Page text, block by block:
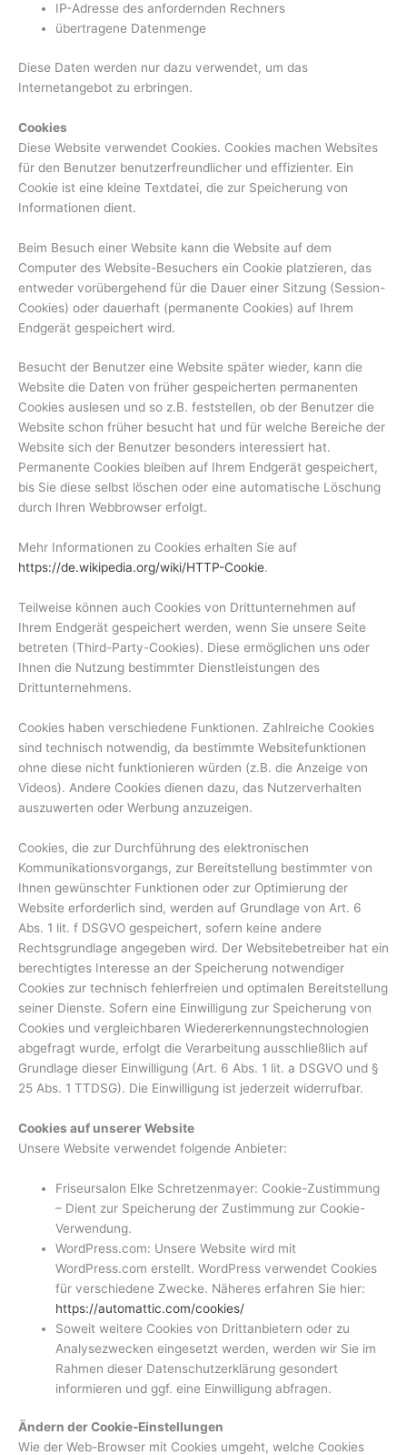
IP-Adresse des anfordernden Rechners
übertragene Datenmenge
Diese Daten werden nur dazu verwendet, um das
Internetangebot zu erbringen.
Cookies
Diese Website verwendet Cookies. Cookies machen Websites
für den Benutzer benutzerfreundlicher und effizienter. Ein
Cookie ist eine kleine Textdatei, die zur Speicherung von
Informationen dient.
Beim Besuch einer Website kann die Website auf dem
Computer des Website-Besuchers ein Cookie platzieren, das
entweder vorübergehend für die Dauer einer Sitzung (Session-
Cookies) oder dauerhaft (permanente Cookies) auf Ihrem
Endgerät gespeichert wird.
Besucht der Benutzer eine Website später wieder, kann die
Website die Daten von früher gespeicherten permanenten
Cookies auslesen und so z.B. feststellen, ob der Benutzer die
Website schon früher besucht hat und für welche Bereiche der
Website sich der Benutzer besonders interessiert hat.
Permanente Cookies bleiben auf Ihrem Endgerät gespeichert,
bis Sie diese selbst löschen oder eine automatische Löschung
durch Ihren Webbrowser erfolgt.
Mehr Informationen zu Cookies erhalten Sie auf
https://de.wikipedia.org/wiki/HTTP-Cookie.
Teilweise können auch Cookies von Drittunternehmen auf
Ihrem Endgerät gespeichert werden, wenn Sie unsere Seite
betreten (Third-Party-Cookies). Diese ermöglichen uns oder
Ihnen die Nutzung bestimmter Dienstleistungen des
Drittunternehmens.
Cookies haben verschiedene Funktionen. Zahlreiche Cookies
sind technisch notwendig, da bestimmte Websitefunktionen
ohne diese nicht funktionieren würden (z.B. die Anzeige von
Videos). Andere Cookies dienen dazu, das Nutzerverhalten
auszuwerten oder Werbung anzuzeigen.
Cookies, die zur Durchführung des elektronischen
Kommunikationsvorgangs, zur Bereitstellung bestimmter von
Ihnen gewünschter Funktionen oder zur Optimierung der
Website erforderlich sind, werden auf Grundlage von Art. 6
Abs. 1 lit. f DSGVO gespeichert, sofern keine andere
Rechtsgrundlage angegeben wird. Der Websitebetreiber hat ein
berechtigtes Interesse an der Speicherung notwendiger
Cookies zur technisch fehlerfreien und optimalen Bereitstellung
seiner Dienste. Sofern eine Einwilligung zur Speicherung von
Cookies und vergleichbaren Wiedererkennungstechnologien
abgefragt wurde, erfolgt die Verarbeitung ausschließlich auf
Grundlage dieser Einwilligung (Art. 6 Abs. 1 lit. a DSGVO und §
25 Abs. 1 TTDSG). Die Einwilligung ist jederzeit widerrufbar.
Cookies auf unserer Website
Unsere Website verwendet folgende Anbieter:
Friseursalon Elke Schretzenmayer: Cookie-Zustimmung
– Dient zur Speicherung der Zustimmung zur Cookie-
Verwendung.
WordPress.com: Unsere Website wird mit
WordPress.com erstellt. WordPress verwendet Cookies
für verschiedene Zwecke. Näheres erfahren Sie hier:
https://automattic.com/cookies/
Soweit weitere Cookies von Drittanbietern oder zu
Analysezwecken eingesetzt werden, werden wir Sie im
Rahmen dieser Datenschutzerklärung gesondert
informieren und ggf. eine Einwilligung abfragen.
Ändern der Cookie-Einstellungen
Wie der Web-Browser mit Cookies umgeht, welche Cookies